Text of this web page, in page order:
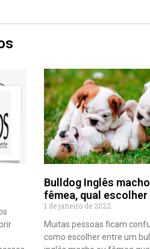
Bulldog Inglês
fêmea, qual escolher
1 de janeiro de 2022
Muitas pessoas ficam
como escolher entre um